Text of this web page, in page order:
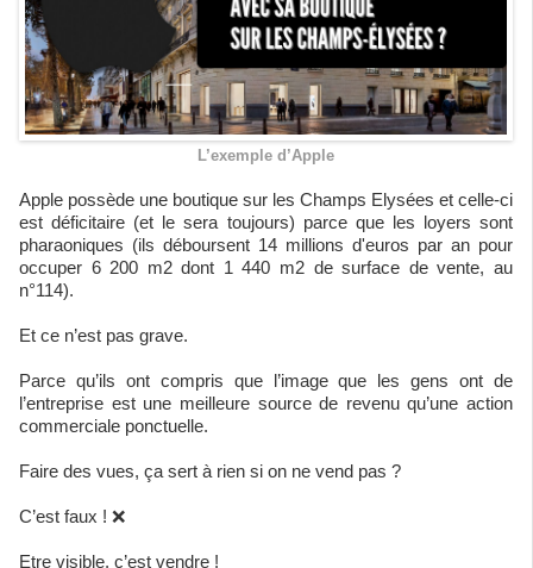
L’exemple d’Apple
Apple possède une boutique sur les Champs Elysées et celle-ci
est déficitaire (et le sera toujours) parce que les loyers sont
pharaoniques (ils déboursent 14 millions d'euros par an pour
occuper 6 200 m2 dont 1 440 m2 de surface de vente, au
n°114).
Et ce n’est pas grave.
Parce qu’ils ont compris que l’image que les gens ont de
l’entreprise est une meilleure source de revenu qu’une action
commerciale ponctuelle.
Faire des vues, ça sert à rien si on ne vend pas ?
C’est faux ! ❌
Etre visible, c’est vendre !